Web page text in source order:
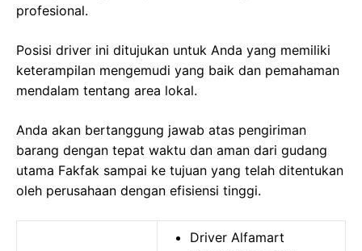
profesional.
Posisi driver ini ditujukan untuk Anda yang memiliki
keterampilan mengemudi yang baik dan pemahaman
mendalam tentang area lokal.
Anda akan bertanggung jawab atas pengiriman
barang dengan tepat waktu dan aman dari gudang
utama Fakfak sampai ke tujuan yang telah ditentukan
oleh perusahaan dengan efisiensi tinggi.
Driver Alfamart